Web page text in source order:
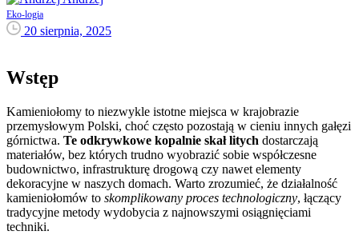
Eko-logia
20 sierpnia, 2025
Wstęp
Kamieniołomy to niezwykle istotne miejsca w krajobrazie
przemysłowym Polski, choć często pozostają w cieniu innych gałęzi
górnictwa. Te odkrywkowe kopalnie skał litych dostarczają
materiałów, bez których trudno wyobrazić sobie współczesne
budownictwo, infrastrukturę drogową czy nawet elementy
dekoracyjne w naszych domach. Warto zrozumieć, że działalność
kamieniołomów to skomplikowany proces technologiczny, łączący
tradycyjne metody wydobycia z najnowszymi osiągnięciami
techniki.